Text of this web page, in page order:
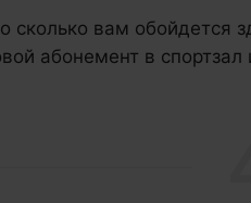
сколько вам обойдется
абонемент в спортзал